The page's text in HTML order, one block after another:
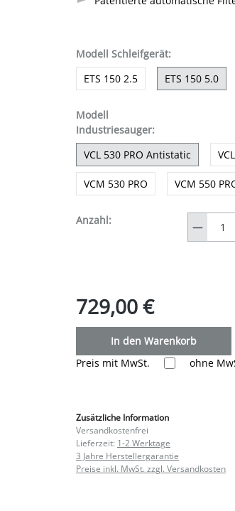
Modell Schleifgerätauswählen
:
ETS 150 2.5
ETS 150 5.0
Modell
Industriesaugerauswählen
:
VCL 530 PRO Antistatic
VCM 530 PRO VCM 550
Anzahl:
729,00 €
In den Warenkorb
Preis mit MwSt.
ohne
Zusätzliche Information
Versandkostenfrei
Lieferzeit: 1-2 Werktage
3 Jahre Herstellergarantie
Preise inkl. MwSt. zzgl. Versandkosten